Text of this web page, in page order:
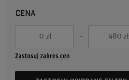
CENA
zł - zł
Zastosuj zakres cen